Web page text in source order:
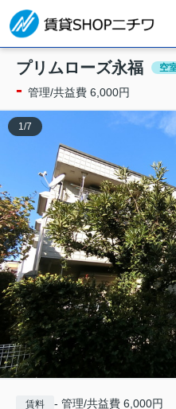
プリムローズ永福 空
- 管理/共益費 6,000円
1 /7
賃料 - 管理/共益費 6,000円